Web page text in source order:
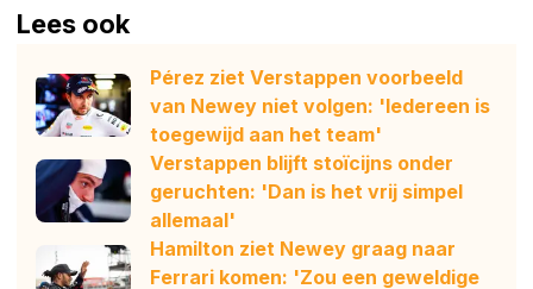
Lees ook
Pérez ziet Verstappen voorbeeld
van Newey niet volgen: 'Iedereen is
toegewijd aan het team'
Verstappen blijft stoïcijns onder
geruchten: 'Dan is het vrij simpel
allemaal'
Hamilton ziet Newey graag naar
Ferrari komen: 'Zou een geweldige